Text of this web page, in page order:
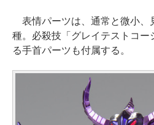
表情パーツは、通常と微小、
種。必殺技「グレイテストコー
る手首パーツも付属する。